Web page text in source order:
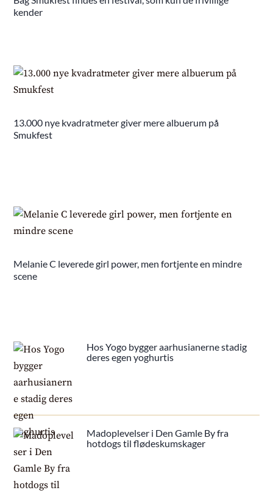
kender
13.000 nye kvadratmeter giver mere albuerum på
Smukfest
Melanie C leverede girl power, men fortjente en mindre
scene
Hos Yogo bygger aarhusianerne stadig
deres egen yoghurtis
Madoplevelser i Den Gamle By fra
hotdogs til flødeskumskager